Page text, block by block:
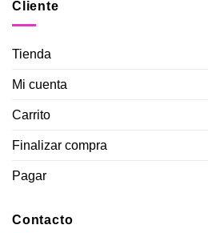
Cliente
Tienda
Mi cuenta
Carrito
Finalizar compra
Pagar
Contacto